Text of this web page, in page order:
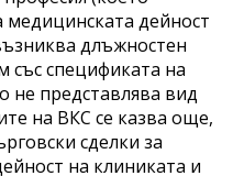
дейност
длъжностен
със спецификата на
не представлява вид
на ВКС се казва още,
сделки за
на клиниката и